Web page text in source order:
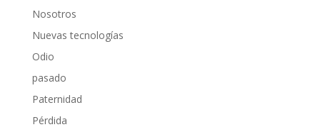
Nosotros
Nuevas tecnologías
Odio
pasado
Paternidad
Pérdida